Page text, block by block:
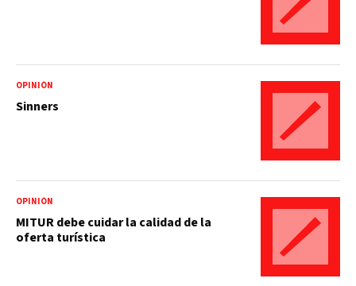
OPINIÓN
Sinners
OPINIÓN
MITUR debe cuidar la calidad de la
oferta turística